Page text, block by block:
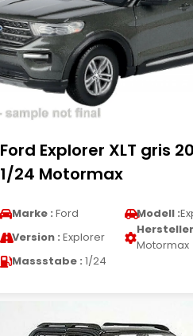
Ford Explorer XLT gris
1/24 Motormax
Marke : Ford Modell :
Version : Explorer
Motormax
Massstabe : 1/24